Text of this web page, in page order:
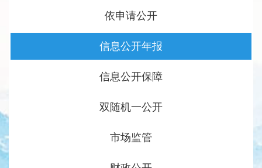
依申请公开
信息公开年报
信息公开保障
双随机一公开
市场监管